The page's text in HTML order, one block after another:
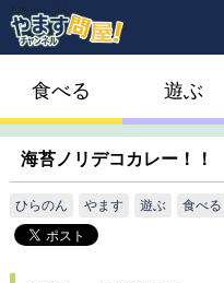
食べる 遊ぶ
海苔ノリデコカレー！！
ひらのん やます 遊ぶ 食べる